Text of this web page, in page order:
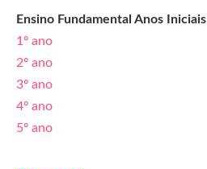
Ensino Fundamental Anos Iniciais
1º ano
2º ano
3º ano
4º ano
5º ano